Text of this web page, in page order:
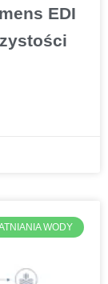
EDI
WODY